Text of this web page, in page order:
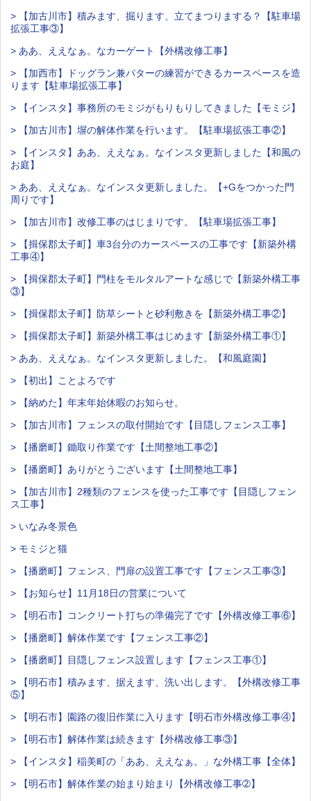
> 【加古川市】積みます、掘ります、立てまつりまする？【駐車場
拡張工事③】
> ああ、ええなぁ。なカーゲート【外構改修工事】
> 【加西市】ドッグラン兼パターの練習ができるカースペースを造
ります【駐車場拡張工事】
> 【インスタ】事務所のモミジがもりもりしてきました【モミジ】
> 【加古川市】塀の解体作業を行います。【駐車場拡張工事②】
> 【インスタ】ああ、ええなぁ。なインスタ更新しました【和風の
お庭】
> ああ、ええなぁ。なインスタ更新しました。【+Gをつかった門
周りです】
> 【加古川市】改修工事のはじまりです。【駐車場拡張工事】
> 【揖保郡太子町】車3台分のカースペースの工事です【新築外構
工事④】
> 【揖保郡太子町】門柱をモルタルアートな感じで【新築外構工事
③】
> 【揖保郡太子町】防草シートと砂利敷きを【新築外構工事②】
> 【揖保郡太子町】新築外構工事はじめます【新築外構工事①】
> ああ、ええなぁ。なインスタ更新しました。【和風庭園】
> 【初出】ことよろです
> 【納めた】年末年始休暇のお知らせ。
> 【加古川市】フェンスの取付開始です【目隠しフェンス工事】
> 【播磨町】鋤取り作業です【土間整地工事②】
> 【播磨町】ありがとうございます【土間整地工事】
> 【加古川市】2種類のフェンスを使った工事です【目隠しフェン
ス工事】
> いなみ冬景色
> モミジと猫
> 【播磨町】フェンス、門扉の設置工事です【フェンス工事③】
> 【お知らせ】11月18日の営業について
> 【明石市】コンクリート打ちの準備完了です【外構改修工事⑥】
> 【播磨町】解体作業です【フェンス工事②】
> 【播磨町】目隠しフェンス設置します【フェンス工事①】
> 【明石市】積みます、据えます、洗い出します。【外構改修工事
⑤】
> 【明石市】園路の復旧作業に入ります【明石市外構改修工事④】
> 【明石市】解体作業は続きます【外構改修工事③】
> 【インスタ】稲美町の「ああ、ええなぁ。」な外構工事【全体】
> 【明石市】解体作業の始まり始まり【外構改修工事➁】